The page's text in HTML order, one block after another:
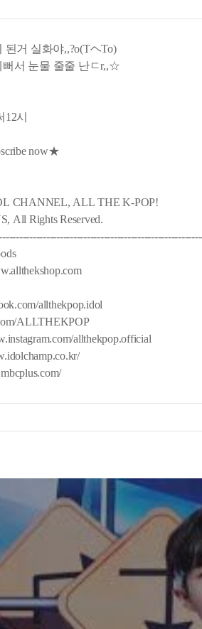
된거 실화야,,?o(TヘTo)
뻐서 눈물 줄줄 난ㄷr,,☆
시
now★
CHANNEL, ALL THE K-POP!
All Rights Reserved.
allthekpop.idol
ALLTHEKPOP
allthekpop.official